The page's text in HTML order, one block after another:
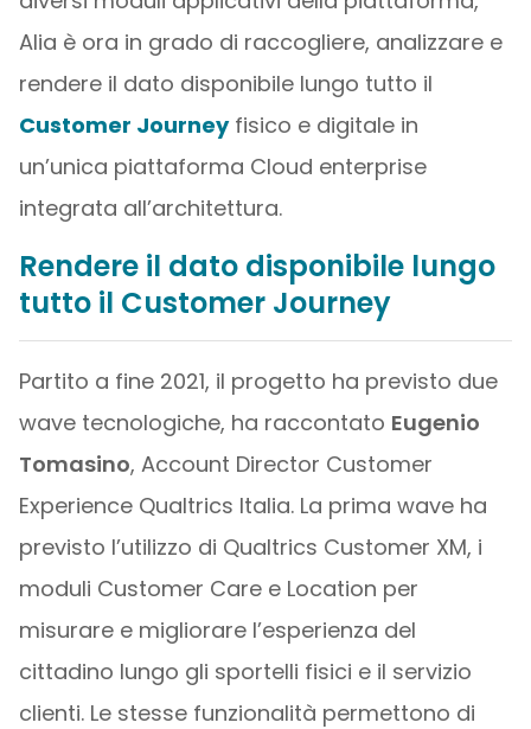
Alia è ora in grado di raccogliere, analizzare e
rendere il dato disponibile lungo tutto il
Customer Journeyfisico e digitale in
un’unica piattaforma Cloud enterprise
integrata all’architettura.
Rendere il dato disponibile lungo
tutto il Customer Journey
Partito a fine 2021, il progetto ha previsto due
wave tecnologiche, ha raccontato Eugenio
Tomasino, Account Director Customer
Experience Qualtrics Italia. La prima wave ha
previsto l’utilizzo di Qualtrics Customer XM, i
moduli Customer Care e Location per
misurare e migliorare l’esperienza del
cittadino lungo gli sportelli fisici e il servizio
clienti. Le stesse funzionalità permettono di